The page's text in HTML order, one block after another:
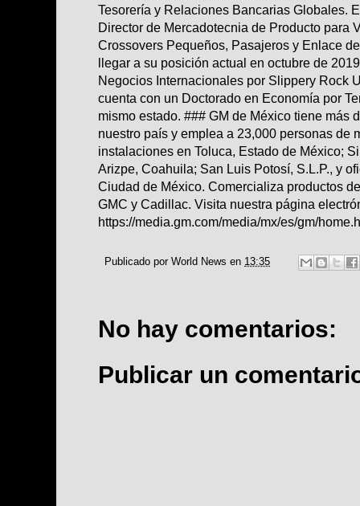
Tesorería y Relaciones Bancarias Globales.
Director de Mercadotecnia de Producto para
Crossovers Pequeños, Pasajeros y Enlace
llegar a su posición actual en octubre de
Negocios Internacionales por Slippery Rock
cuenta con un Doctorado en Economía por
mismo estado. ### GM de México tiene más
nuestro país y emplea a 23,000 personas de
instalaciones en Toluca, Estado de México;
Arizpe, Coahuila; San Luis Potosí, S.L.P., y
Ciudad de México. Comercializa productos
GMC y Cadillac. Visita nuestra página
https://media.gm.com/media/mx/es/gm/
Publicado por World News en 13:35
No hay comentarios:
Publicar un